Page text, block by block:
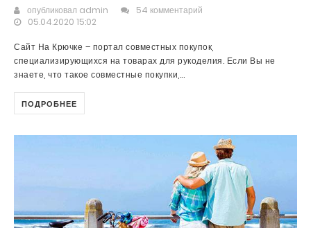
опубликовал admin
54 комментарий
05.04.2020 15:02
Сайт На Крючке – портал совместных покупок,
специализирующихся на товарах для рукоделия. Если Вы не
знаете, что такое совместные покупки,...
ПОДРОБНЕЕ